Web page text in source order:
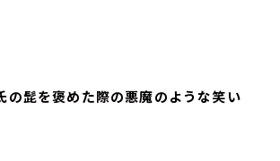
髭を褒めた際の悪魔のような笑い